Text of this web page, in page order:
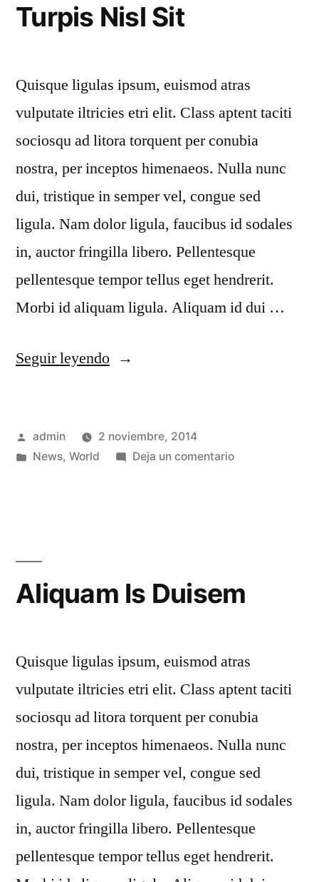
Turpis Nisl Sit
Quisque ligulas ipsum, euismod atras
vulputate iltricies etri elit. Class aptent taciti
sociosqu ad litora torquent per conubia
nostra, per inceptos himenaeos. Nulla nunc
dui, tristique in semper vel, congue sed
ligula. Nam dolor ligula, faucibus id sodales
in, auctor fringilla libero. Pellentesque
pellentesque tempor tellus eget hendrerit.
Morbi id aliquam ligula. Aliquam id dui …
Seguir leyendo
admin
2 noviembre, 2014
News, World Deja un comentario
Aliquam Is Duisem
Quisque ligulas ipsum, euismod atras
vulputate iltricies etri elit. Class aptent taciti
sociosqu ad litora torquent per conubia
nostra, per inceptos himenaeos. Nulla nunc
dui, tristique in semper vel, congue sed
ligula. Nam dolor ligula, faucibus id sodales
in, auctor fringilla libero. Pellentesque
pellentesque tempor tellus eget hendrerit.